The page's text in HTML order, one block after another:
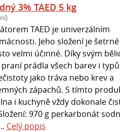
3% TAED 5 kg
TAED je univerzálním
Jeho složení je
velmi účinné. Díky svým
prádla všech barev i
jako tráva nebo krev a
zápachů. S tímto
i kuchyně vždy dokonale
970 g perkarbonát
Celý popis